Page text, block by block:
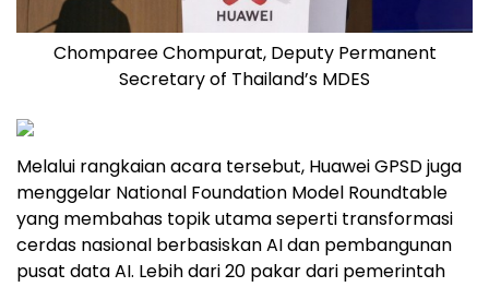
Chomparee Chompurat, Deputy Permanent
Secretary of Thailand’s MDES
Melalui rangkaian acara tersebut, Huawei GPSD juga
menggelar National Foundation Model Roundtable
yang membahas topik utama seperti transformasi
cerdas nasional berbasiskan AI dan pembangunan
pusat data AI. Lebih dari 20 pakar dari pemerintah